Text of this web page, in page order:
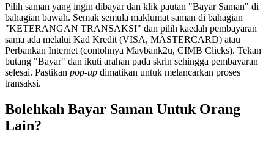
Pilih saman yang ingin dibayar dan klik pautan "Bayar Saman" di
bahagian bawah. Semak semula maklumat saman di bahagian
"KETERANGAN TRANSAKSI" dan pilih kaedah pembayaran
sama ada melalui Kad Kredit (VISA, MASTERCARD) atau
Perbankan Internet (contohnya Maybank2u, CIMB Clicks). Tekan
butang "Bayar" dan ikuti arahan pada skrin sehingga pembayaran
selesai. Pastikan pop-up dimatikan untuk melancarkan proses
transaksi.
Bolehkah Bayar Saman Untuk Orang
Lain?